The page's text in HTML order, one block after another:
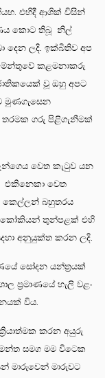
එහිදී ආශික් විසින්
කොට තිබූ නිල්
දෙන ලදි. ඉක්බිතිව අප
කළමනාකරු
වූ ඔහු අපට
මුණගැසෙන
ගරු පිළිගැනීමක්
වෙත කැටුව යන
එකිනෙකා වෙත
කෙල්ලන් බහුතරය
කෝකියන් තුන්පළක් එහි
අනුයුක්ත කරන ලදි.
සෝදන යන්ත්‍රයක්
ප්‍රමාණයේ හැලි වළං
විය.
කරන අයුරු
සමග මම විටෙක
මාරුවෙන් මාරුවට